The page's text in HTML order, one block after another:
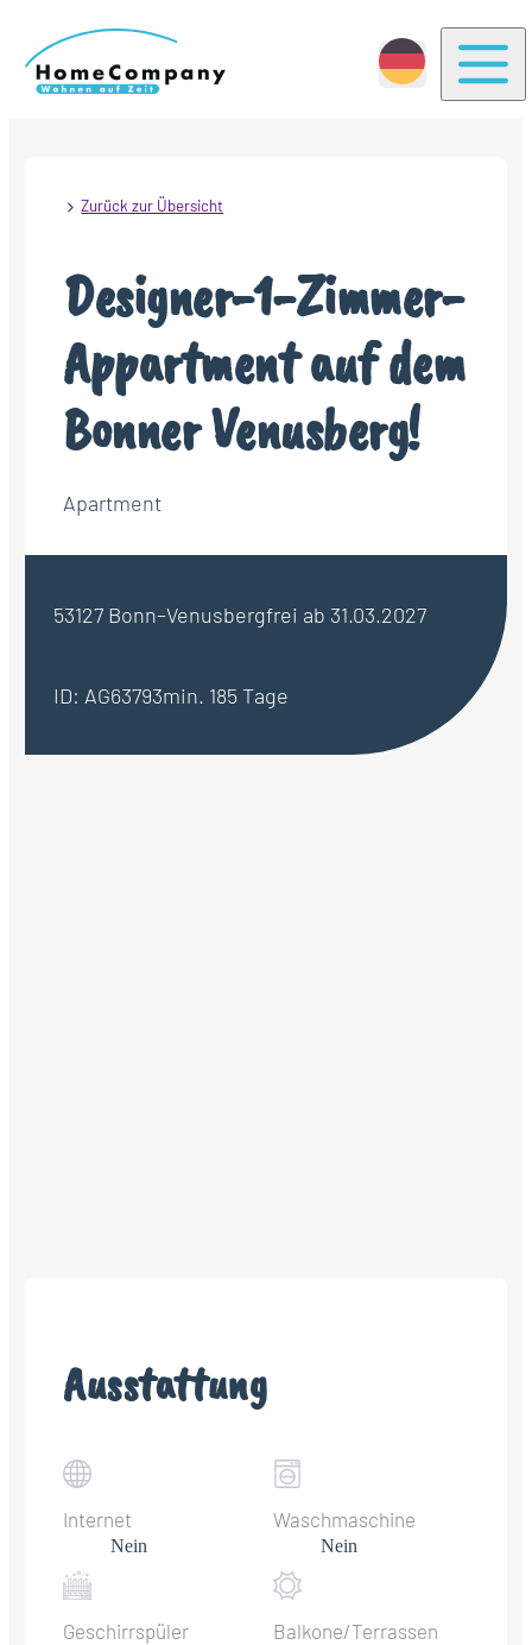
Zurück zur Übersicht
Designer-1-Zimmer-
Appartment auf dem
Bonner Venusberg!
Apartment
53127 Bonn–Venusbergfrei ab 31.03.2027
ID: AG63793min. 185 Tage
Ausstattung
Internet
Nein
Waschmaschine
Nein
Geschirrspüler Balkone/Terrassen